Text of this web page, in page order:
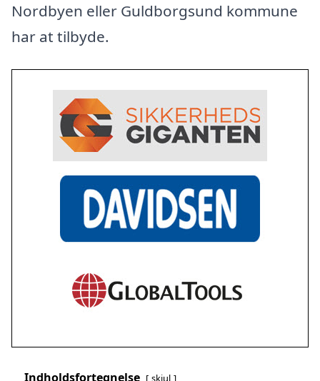
Nordbyen eller Guldborgsund kommune
har at tilbyde.
Indholdsfortegnelse skjul